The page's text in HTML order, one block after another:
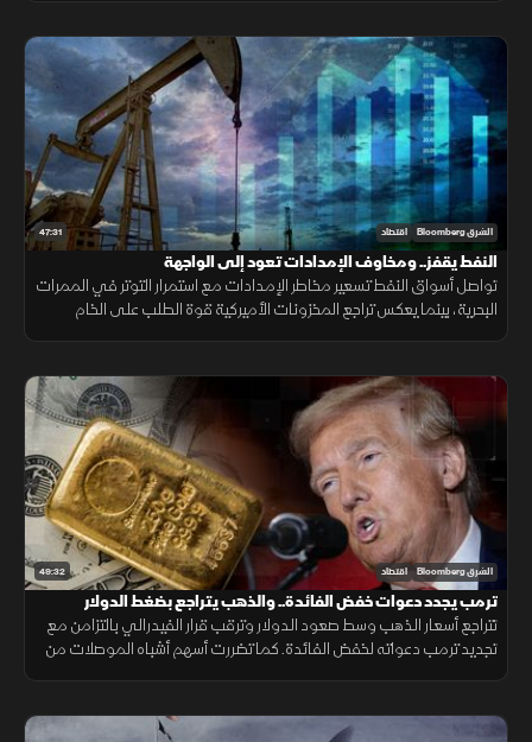
47:31 الشرق Bloomberg اقتصاد
النفط يقفز.. ومخاوف الإمدادات تعود إلى الواجهة
تواصل أسواق النفط تسعير مخاطر الإمدادات مع استمرار التوتر في الممرات
البحرية، بينما يعكس تراجع المخزونات الأميركية قوة الطلب على الخام
49:32 الشرق Bloomberg اقتصاد
ترمب يجدد دعوات خفض الفائدة.. والذهب يتراجع بضغط الدولار
تتراجع أسعار الذهب وسط صعود الدولار وترقب قرار الفيدرالي بالتزامن مع
تجديد ترمب دعواته لخفض الفائدة. كما تضررت أسهم أشباه الموصلات من